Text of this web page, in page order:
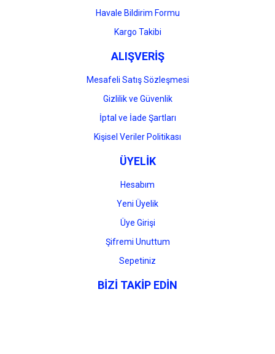
Gönder
Havale Bildirim Formu
Kargo Takibi
ALIŞVERİŞ
Mesafeli Satış Sözleşmesi
Gizlilik ve Güvenlik
İptal ve İade Şartları
Kişisel Veriler Politikası
ÜYELİK
Hesabım
Yeni Üyelik
Üye Girişi
Şifremi Unuttum
Sepetiniz
BİZİ TAKİP EDİN